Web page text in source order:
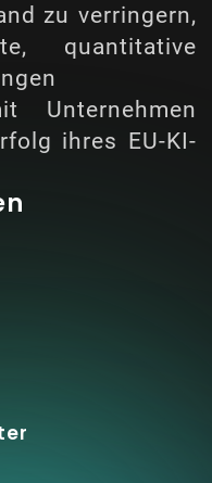
zu verringern,
quantitative
Unternehmen
ihres EU-KI-